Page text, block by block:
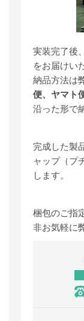
実装完了後
をお届けい
納品方法は
便、ヤマト
沿った形で
完成した製
ャップ（プ
します。
梱包のご指
非お気軽に